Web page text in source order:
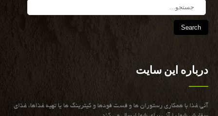
درباره این سایت
آنی غذا با همكاری رستوران ها و فست فودها و كیترینگ ها یا تهیه غذاها، غذای